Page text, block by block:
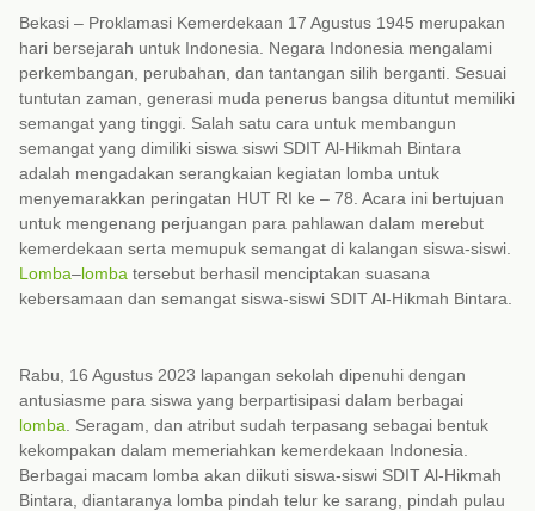
Bekasi – Proklamasi Kemerdekaan 17 Agustus 1945 merupakan
hari bersejarah untuk Indonesia. Negara Indonesia mengalami
perkembangan, perubahan, dan tantangan silih berganti. Sesuai
tuntutan zaman, generasi muda penerus bangsa dituntut memiliki
semangat yang tinggi. Salah satu cara untuk membangun
semangat yang dimiliki siswa siswi SDIT Al-Hikmah Bintara
adalah mengadakan serangkaian kegiatan lomba untuk
menyemarakkan peringatan HUT RI ke – 78. Acara ini bertujuan
untuk mengenang perjuangan para pahlawan dalam merebut
kemerdekaan serta memupuk semangat di kalangan siswa-siswi.
Lomba–lomba tersebut berhasil menciptakan suasana
kebersamaan dan semangat siswa-siswi SDIT Al-Hikmah Bintara.
Rabu, 16 Agustus 2023 lapangan sekolah dipenuhi dengan
antusiasme para siswa yang berpartisipasi dalam berbagai
lomba . Seragam, dan atribut sudah terpasang sebagai bentuk
kekompakan dalam memeriahkan kemerdekaan Indonesia.
Berbagai macam lomba akan diikuti siswa-siswi SDIT Al-Hikmah
Bintara, diantaranya lomba pindah telur ke sarang, pindah pulau